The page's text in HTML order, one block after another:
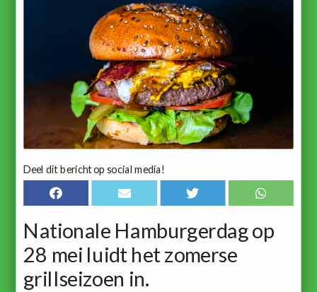
Deel dit bericht op social media!
Nationale Hamburgerdag op
28 mei luidt het zomerse
grillseizoen in.